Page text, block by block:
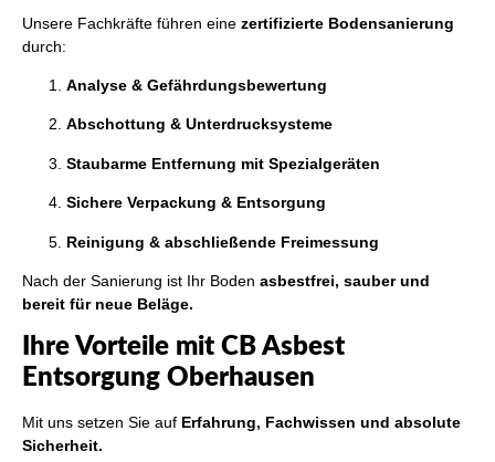
Unsere Fachkräfte führen eine zertifizierte Bodensanierung
durch:
Analyse & Gefährdungsbewertung
Abschottung & Unterdrucksysteme
Staubarme Entfernung mit Spezialgeräten
Sichere Verpackung & Entsorgung
Reinigung & abschließende Freimessung
Nach der Sanierung ist Ihr Boden asbestfrei, sauber und
bereit für neue Beläge.
Ihre Vorteile mit CB Asbest
Entsorgung Oberhausen
Mit uns setzen Sie auf Erfahrung, Fachwissen und absolute
Sicherheit.